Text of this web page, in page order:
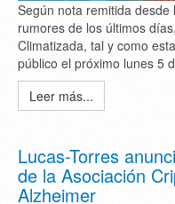
Según nota remitida
rumores de los últimos
Climatizada, tal y como
público el próximo lunes 5
Leer más...
Lucas-Torres
de la Asociación
Alzheimer